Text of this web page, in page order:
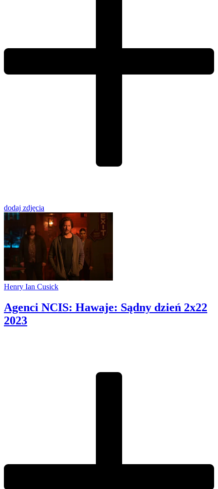
dodaj zdjęcia
Henry Ian Cusick
Agenci NCIS: Hawaje: Sądny dzień 2x22
2023